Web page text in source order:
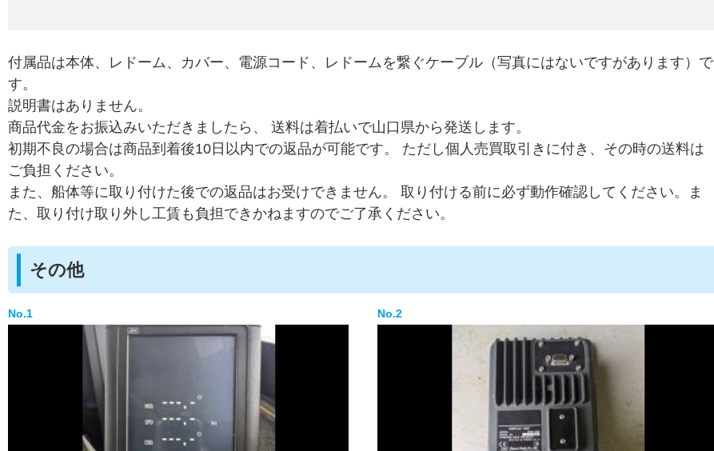
付属品は本体、レドーム、カバー、電源コード、レドームを繋ぐケーブル（写真にはないですがあります）で
す。
説明書はありません。
商品代金をお振込みいただきましたら、 送料は着払いで山口県から発送します。
初期不良の場合は商品到着後10日以内での返品が可能です。 ただし個人売買取引きに付き、その時の送料は
ご負担ください。
また、船体等に取り付けた後での返品はお受けできません。 取り付ける前に必ず動作確認してください。ま
た、取り付け取り外し工賃も負担できかねますのでご了承ください。
その他
No.1 No.2